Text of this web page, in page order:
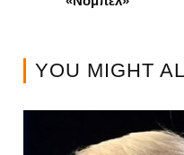
YOU MIGHT